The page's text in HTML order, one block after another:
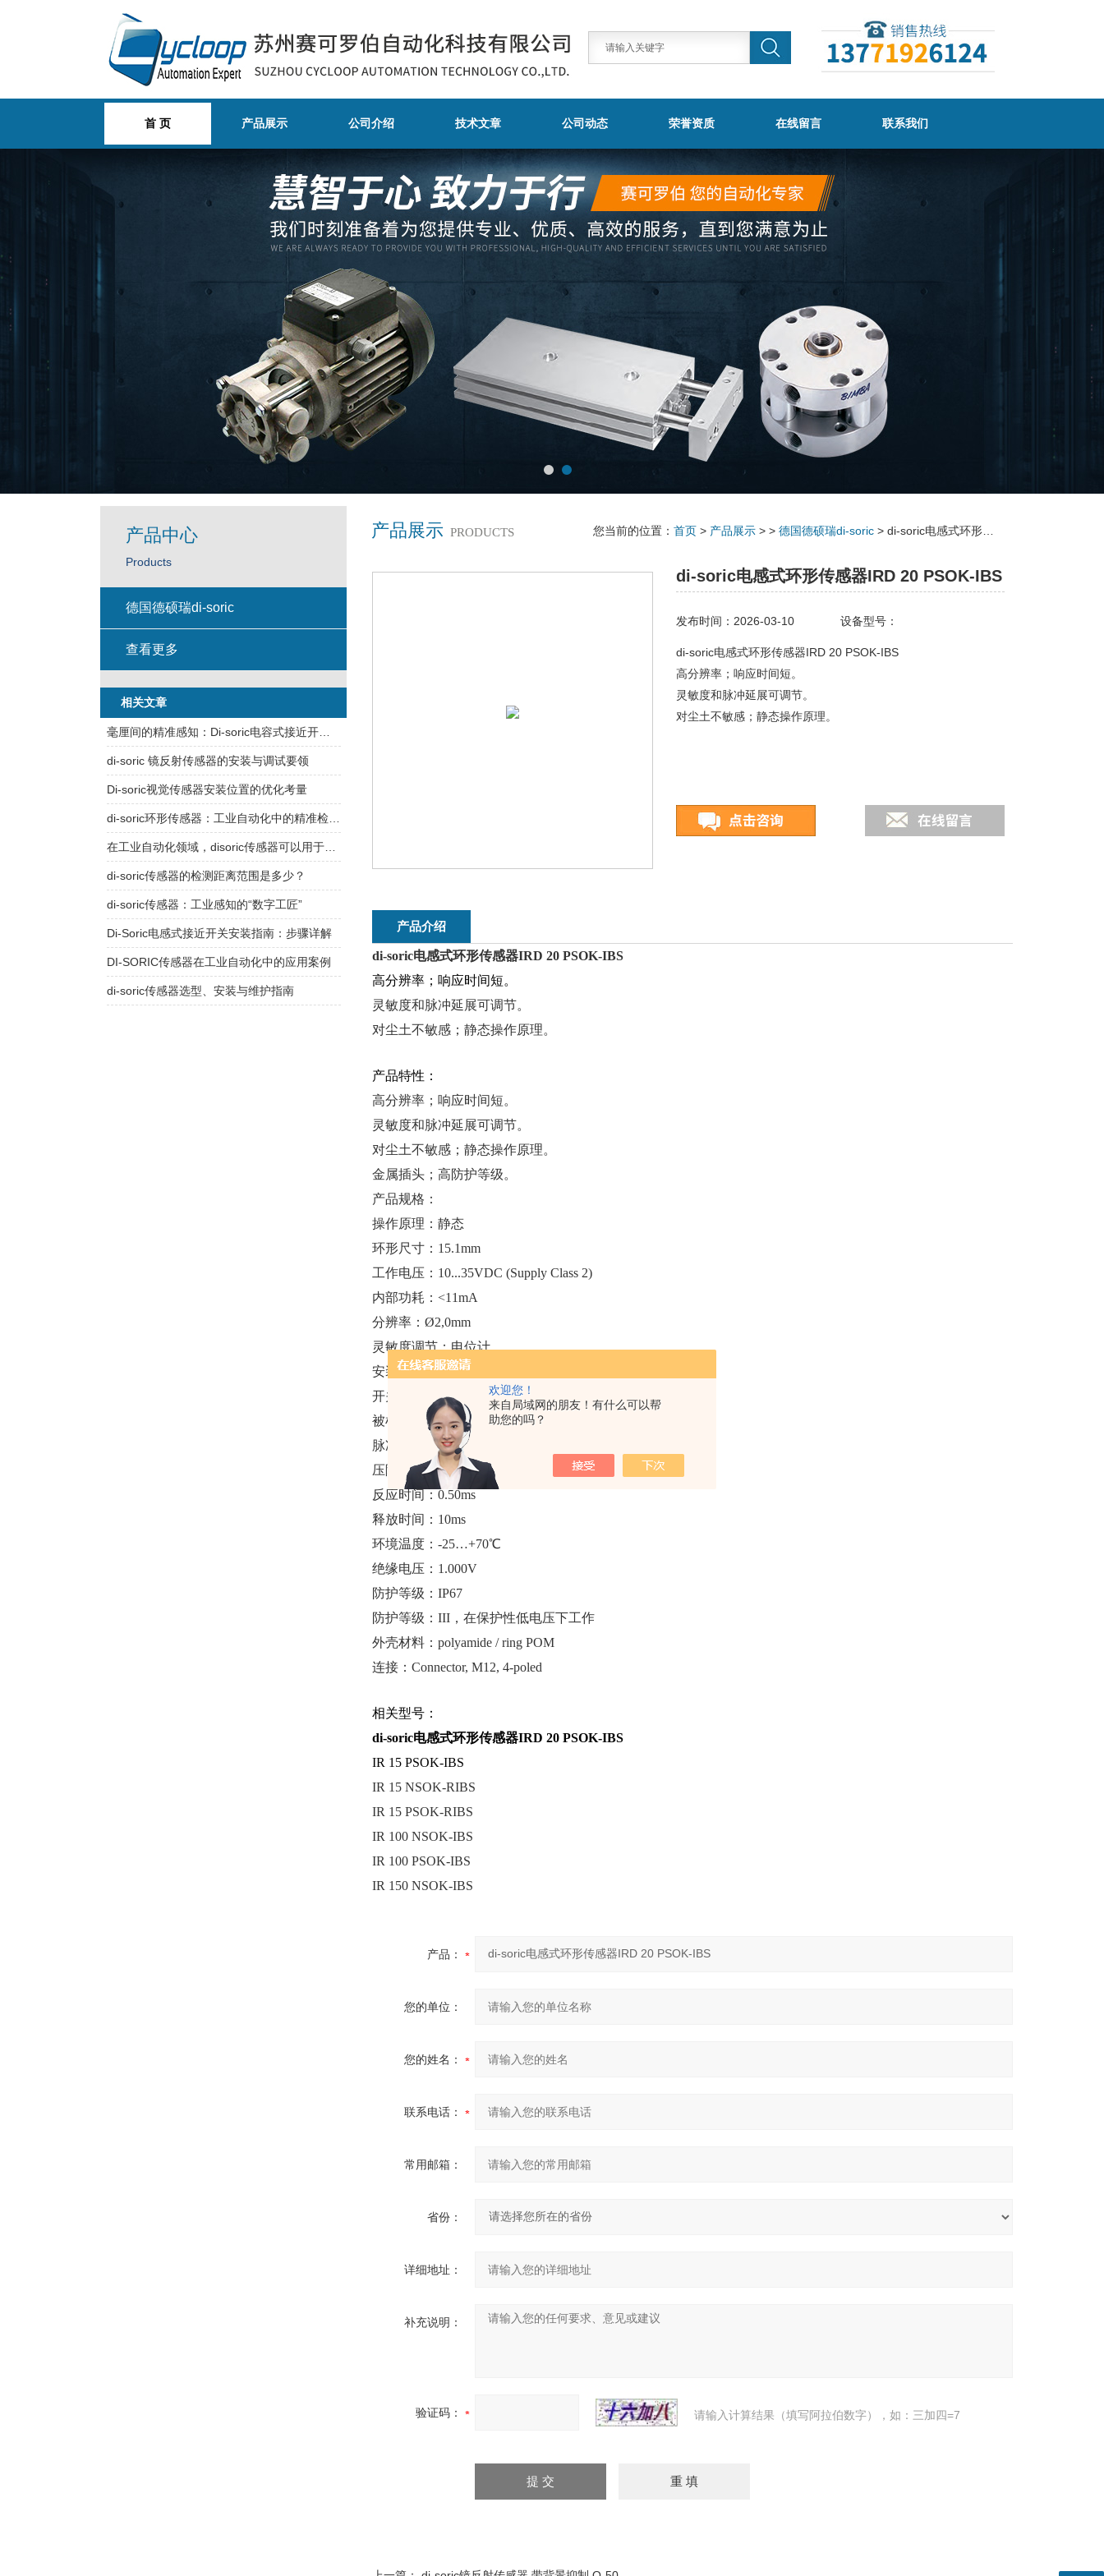
欢迎您！
来自局域网的朋友！有什么可以帮
助您的吗？
首 页 产品展示 公司介绍 技术文章 公司动态 荣誉资质 在线留言 联系我们
产品展示 PRODUCTS 您当前的位置： 首页 > 产品展示 > > 德国德硕瑞di-soric > di-soric电感式环形传感器IRD 20 PSOK-IBS
di-soric电感式环形传感器IRD 20 PSOK-IBS
发布时间：2026-03-10 设备型号：
di-soric电感式环形传感器IRD 20 PSOK-IBS
高分辨率；响应时间短。
灵敏度和脉冲延展可调节。
对尘土不敏感；静态操作原理。
产品介绍
di-soric电感式环形传感器IRD 20 PSOK-IBS
高分辨率；响应时间短。
灵敏度和脉冲延展可调节。
对尘土不敏感；静态操作原理。
产品特性：
高分辨率；响应时间短。
灵敏度和脉冲延展可调节。
对尘土不敏感；静态操作原理。
金属插头；高防护等级。
产品规格：
操作原理：静态
环形尺寸：15.1mm
工作电压：10...35VDC (Supply Class 2)
内部功耗：<11mA
分辨率：Ø2,0mm
灵敏度调节：电位计
安装距离：>5mm（金属）
开关输出：npn，200 mA，NO/NC，可切换
被检速度：<35m/s
脉冲延展：10...150ms可调节
压降：<2,0V
反应时间：0.50ms
释放时间：10ms
环境温度：-25…+70℃
绝缘电压：1.000V
防护等级：IP67
防护等级：III，在保护性低电压下工作
外壳材料：polyamide / ring POM
连接：Connector, M12, 4-poled
相关型号：
di-soric电感式环形传感器IRD 20 PSOK-IBS
IR 15 PSOK-IBS
IR 15 NSOK-RIBS
IR 15 PSOK-RIBS
IR 100 NSOK-IBS
IR 100 PSOK-IBS
IR 150 NSOK-IBS
产品：
您的单位：
您的姓名：
联系电话：
常用邮箱：
省份：
详细地址：
补充说明：
验证码： 请输入计算结果（填写阿拉伯数字），如：三加四=7
产品中心
Products
德国德硕瑞di-soric
查看更多
相关文章
毫厘间的精准感知：Di-soric电容式接近开关的工业智慧
di-soric 镜反射传感器的安装与调试要领
Di-soric视觉传感器安装位置的优化考量
在工业自动化领域，disoric传感器可以用于哪些具体的设备或工序中？
di-soric传感器的检测距离范围是多少？
di-soric传感器：工业感知的“数字工匠”
Di-Soric电感式接近开关安装指南：步骤详解
DI-SORIC传感器在工业自动化中的应用案例
di-soric传感器选型、安装与维护指南